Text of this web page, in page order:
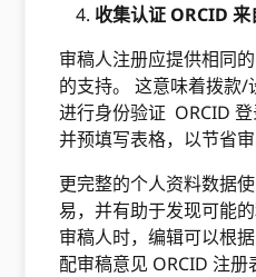
收集认证 ORCID
审稿人注册应提供相同
的支持。 这意味着拨款/
进行身份验证 ORCID
并预填写表格，以节省
更完整的个人资料数据
易，并有助于发现可能
审稿人时，编辑可以根
配审稿意见 ORCID 注册